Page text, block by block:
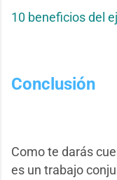
10 beneficios del
Conclusión
Como te darás
es un trabajo